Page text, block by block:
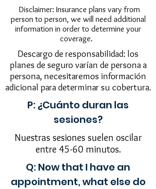
Disclaimer: Insurance plans vary from
person to person, we will need additional
information in order to determine your
coverage.
Descargo de responsabilidad: los
planes de seguro varían de persona a
persona, necesitaremos información
adicional para determinar su cobertura.
P: ¿Cuánto duran las
sesiones?
Nuestras sesiones suelen oscilar
entre 45-60 minutos.
Q: Now that I have an
appointment, what else do